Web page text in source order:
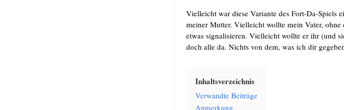
Viel­leicht war die­se Vari­an­te des Fort-Da-Spiels
mei­ner Mut­ter. Viel­leicht woll­te mein Vater, ohne
etwas signa­li­sie­ren. Viel­leicht woll­te er ihr (und
doch alle da. Nichts von dem, was ich dir
Inhalts­ver­zeich­nis
Ver­wand­te Beiträge
Anmer­kung